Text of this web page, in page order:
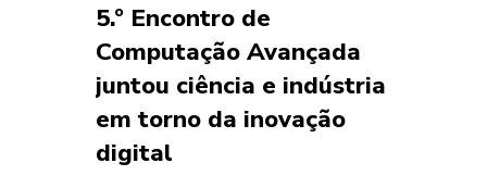
5.º Encontro de
Computação Avançada
juntou ciência e indústria
em torno da inovação
digital